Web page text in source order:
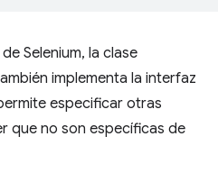
Selenium, la clase
implementa la interfaz
especificar otras
que no son específicas de